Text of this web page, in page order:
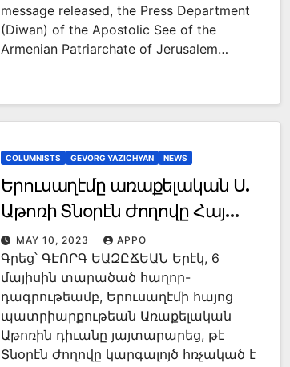
message released, the Press Department
(Diwan) of the Apostolic See of the
Armenian Patriarchate of Jerusalem…
COLUMNISTS GEVORG YAZICHYAN NEWS
Երուսաղէմը առաքելական Ս.
Աթոռի Տնօրէն Ժողովը Հայ
Եկեղեցւոյ դէ՞մ կը գործէ,
աղանդաւո՞ր է
MAY 10, 2023 APPO
Գրեց՝ ԳԷՈՐԳ ԵԱԶԸՃԵԱՆ Երէկ, 6
մայիսին տարածած հաղոր-
դագրութեամբ, Երուսաղէմի հայոց
պատրիարքութեան Առաքելական
Աթոռին դիւանը յայտարարեց, թէ
Տնօրէն Ժողովը կարգալոյծ հռչակած է